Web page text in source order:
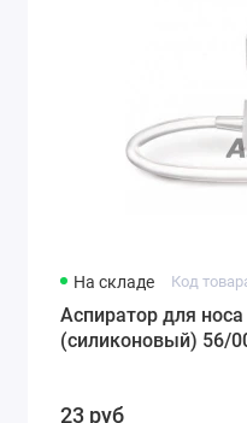
На складе Код
Аспиратор для
(силиконовый) 56/
23 руб